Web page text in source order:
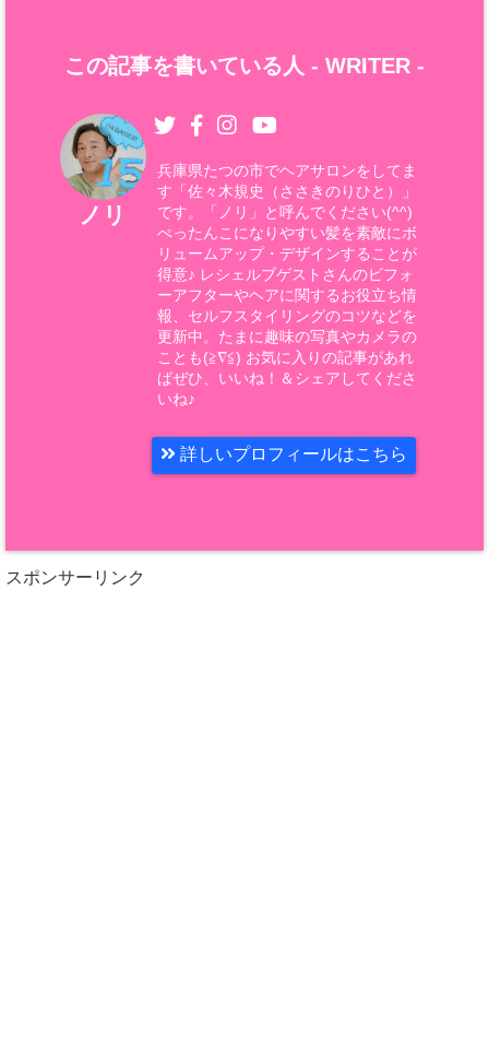
この記事を書いている人 - WRITER -
ノリ
兵庫県たつの市でヘアサロンをしてま
す「佐々木規史（ささきのりひと）」
です。「ノリ」と呼んでください(^^)
ぺったんこになりやすい髪を素敵にボ
リュームアップ・デザインすることが
得意♪ レシェルブゲストさんのビフォ
ーアフターやヘアに関するお役立ち情
報、セルフスタイリングのコツなどを
更新中。たまに趣味の写真やカメラの
ことも(≧∇≦) お気に入りの記事があれ
ばぜひ、いいね！＆シェアしてくださ
いね♪
詳しいプロフィールはこちら
スポンサーリンク